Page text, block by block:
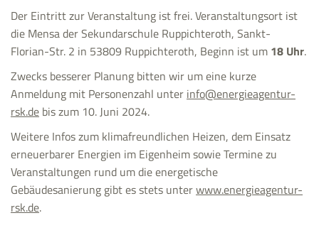
Der Eintritt zur Veranstaltung ist frei. Veranstaltungsort ist
die Mensa der Sekundarschule Ruppichteroth, Sankt-
Florian-Str. 2 in 53809 Ruppichteroth, Beginn ist um 18 Uhr.
Zwecks besserer Planung bitten wir um eine kurze
Anmeldung mit Personenzahl unter info@energieagentur-
rsk.de bis zum 10. Juni 2024.
Weitere Infos zum klimafreundlichen Heizen, dem Einsatz
erneuerbarer Energien im Eigenheim sowie Termine zu
Veranstaltungen rund um die energetische
Gebäudesanierung gibt es stets unterwww.energieagentur-
rsk.de.